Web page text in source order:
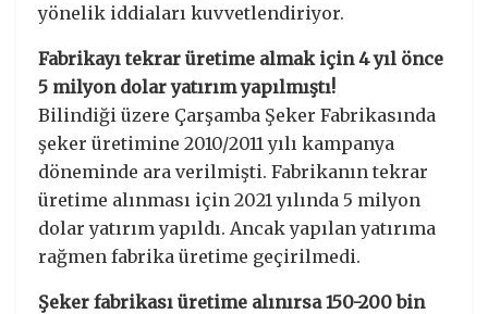
yönelik iddiaları kuvvetlendiriyor.
Fabrikayı tekrar üretime almak için 4 yıl önce
5 milyon dolar yatırım yapılmıştı!
Bilindiği üzere Çarşamba Şeker Fabrikasında
şeker üretimine 2010/2011 yılı kampanya
döneminde ara verilmişti. Fabrikanın tekrar
üretime alınması için 2021 yılında 5 milyon
dolar yatırım yapıldı. Ancak yapılan yatırıma
rağmen fabrika üretime geçirilmedi.
Şeker fabrikası üretime alınırsa 150-200 bin